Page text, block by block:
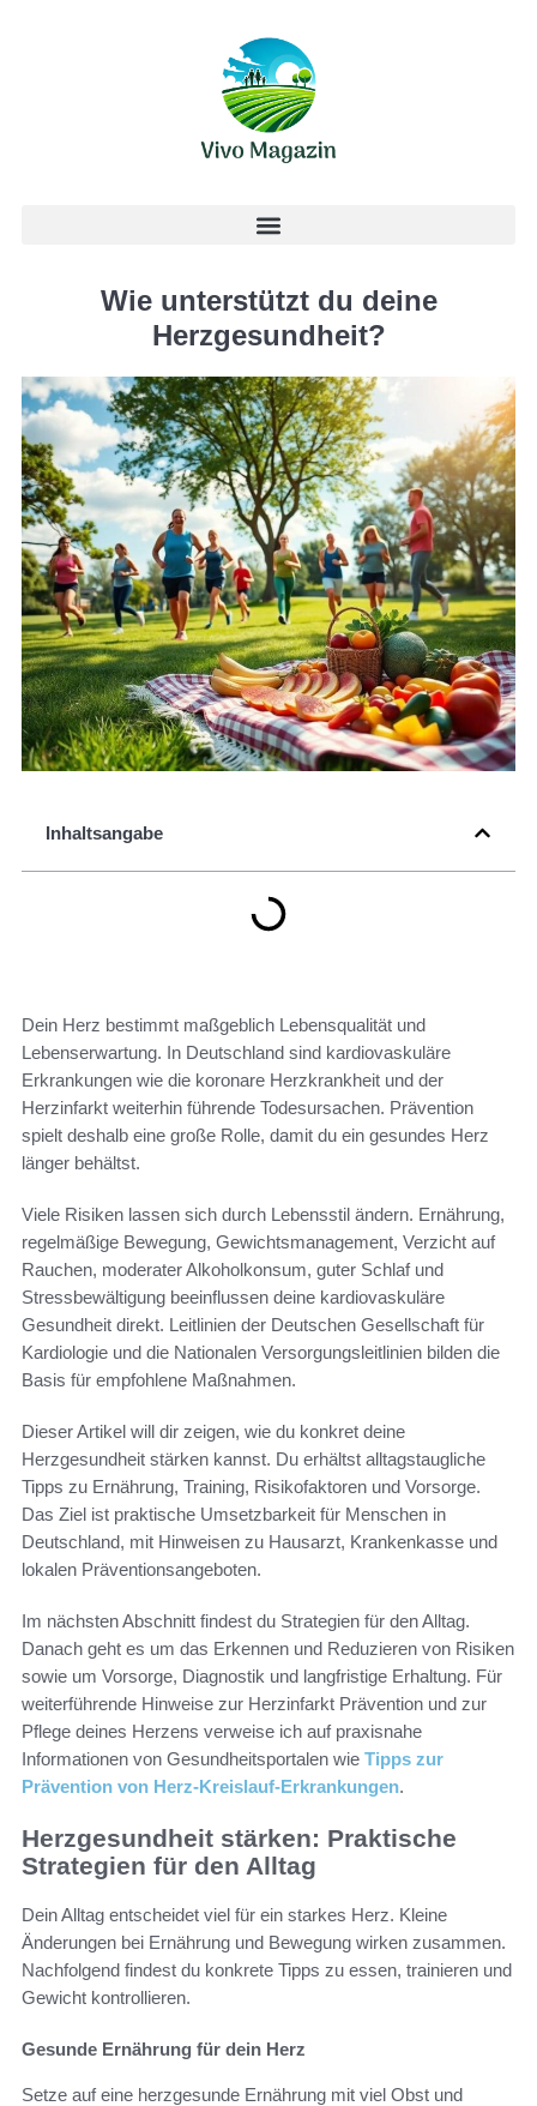
Wie unterstützt du deine
Herzgesundheit?
Inhaltsangabe
Dein Herz bestimmt maßgeblich Lebensqualität und
Lebenserwartung. In Deutschland sind kardiovaskuläre
Erkrankungen wie die koronare Herzkrankheit und der
Herzinfarkt weiterhin führende Todesursachen. Prävention
spielt deshalb eine große Rolle, damit du ein gesundes Herz
länger behältst.
Viele Risiken lassen sich durch Lebensstil ändern. Ernährung,
regelmäßige Bewegung, Gewichtsmanagement, Verzicht auf
Rauchen, moderater Alkoholkonsum, guter Schlaf und
Stressbewältigung beeinflussen deine kardiovaskuläre
Gesundheit direkt. Leitlinien der Deutschen Gesellschaft für
Kardiologie und die Nationalen Versorgungsleitlinien bilden die
Basis für empfohlene Maßnahmen.
Dieser Artikel will dir zeigen, wie du konkret deine
Herzgesundheit stärken kannst. Du erhältst alltagstaugliche
Tipps zu Ernährung, Training, Risikofaktoren und Vorsorge.
Das Ziel ist praktische Umsetzbarkeit für Menschen in
Deutschland, mit Hinweisen zu Hausarzt, Krankenkasse und
lokalen Präventionsangeboten.
Im nächsten Abschnitt findest du Strategien für den Alltag.
Danach geht es um das Erkennen und Reduzieren von Risiken
sowie um Vorsorge, Diagnostik und langfristige Erhaltung. Für
weiterführende Hinweise zur Herzinfarkt Prävention und zur
Pflege deines Herzens verweise ich auf praxisnahe
Informationen von Gesundheitsportalen wie Tipps zur
Prävention von Herz-Kreislauf-Erkrankungen.
Herzgesundheit stärken: Praktische
Strategien für den Alltag
Dein Alltag entscheidet viel für ein starkes Herz. Kleine
Änderungen bei Ernährung und Bewegung wirken zusammen.
Nachfolgend findest du konkrete Tipps zu essen, trainieren und
Gewicht kontrollieren.
Gesunde Ernährung für dein Herz
Setze auf eine herzgesunde Ernährung mit viel Obst und